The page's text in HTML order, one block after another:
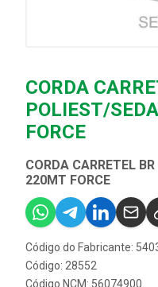
CORDA
POLIEST/
FORCE
CORDA CARRETEL
220MT FORCE
Código do Fabricante:
Código: 28552
Código NCM: 56074900